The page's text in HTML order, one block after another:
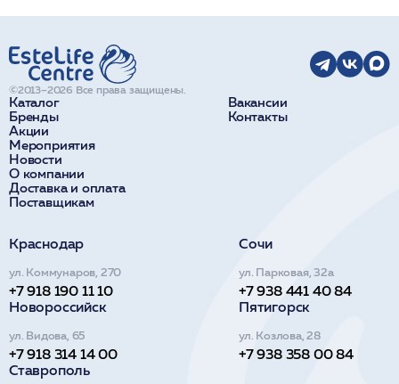
Каталог
Бренды
Акции
Мероприятия
Новости
О компании
Доставка и оплата
Поставщикам
Вакансии
Контакты
©2013–2026 Все права защищены.
Краснодар
ул. Коммунаров, 270
+7 918 190 11 10
Сочи
ул. Парковая, 32а
+7 938 441 40 84
Новороссийск
ул. Видова, 65
+7 918 314 14 00
Пятигорск
ул. Козлова, 28
+7 938 358 00 84
Ставрополь